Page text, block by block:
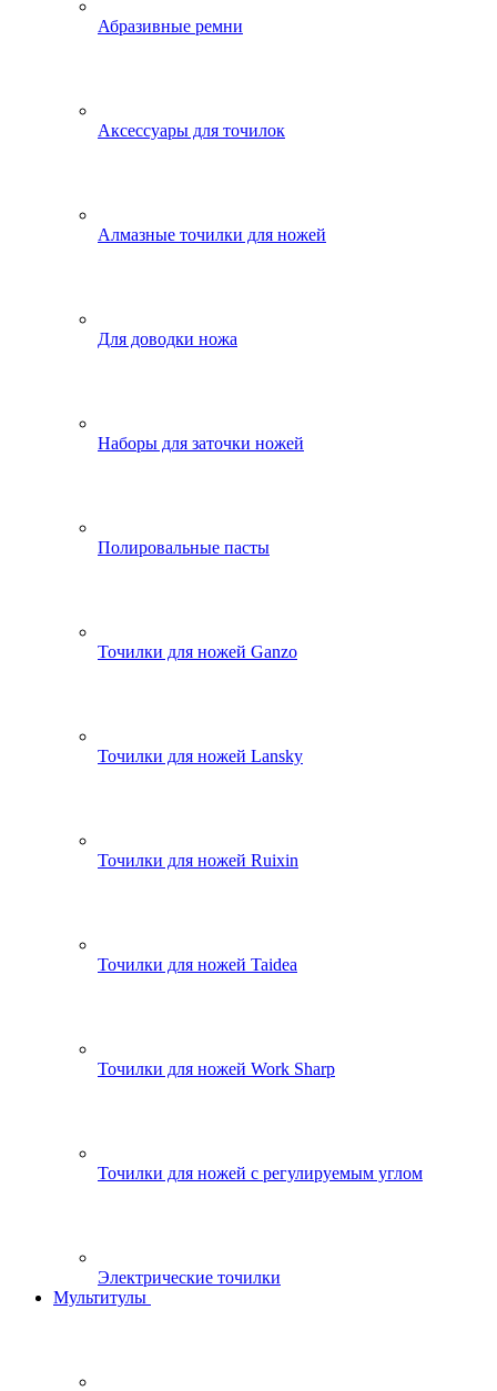
Абразивные ремни
Аксессуары для точилок
Алмазные точилки для ножей
Для доводки ножа
Наборы для заточки ножей
Полировальные пасты
Точилки для ножей Ganzo
Точилки для ножей Lansky
Точилки для ножей Ruixin
Точилки для ножей Taidea
Точилки для ножей Work Sharp
Точилки для ножей с регулируемым углом
Электрические точилки
Мультитулы